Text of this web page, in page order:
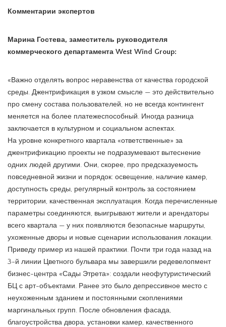
Комментарии экспертов
Марина Гостева, заместитель руководителя
коммерческого департамента West Wind Group:
«Важно отделять вопрос неравенства от качества городской
среды. Джентрификация в узком смысле — это действительно
про смену состава пользователей, но не всегда контингент
меняется на более платежеспособный. Иногда разница
заключается в культурном и социальном аспектах.
На уровне конкретного квартала «ответственные» за
джентрификацию проекты не подразумевают вытеснение
одних людей другими. Они, скорее, про предсказуемость
повседневной жизни и порядок: освещение, наличие камер,
доступность среды, регулярный контроль за состоянием
территории, качественная эксплуатация. Когда перечисленные
параметры соединяются, выигрывают жители и арендаторы
всего квартала — у них появляются безопасные маршруты,
ухоженные дворы и новые сценарии использования локации.
Приведу пример из нашей практики. Почти три года назад на
3-й линии Цветного бульвара мы завершили редевелопмент
бизнес-центра «Сады Этрета»: создали неофутуристический
БЦ с арт-объектами. Ранее это было депрессивное место с
неухоженным зданием и постоянными скоплениями
маргинальных групп. После обновления фасада,
благоустройства двора, установки камер, качественного